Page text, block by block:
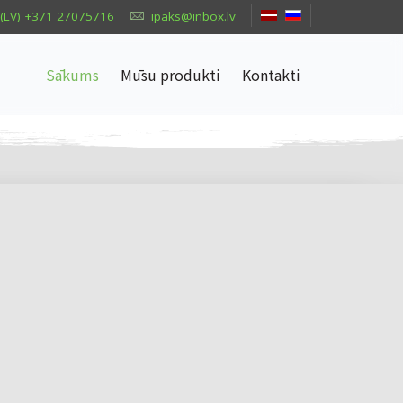
(LV) +371 27075716 ipaks@inbox.lv
Sākums Mūsu produkti Kontakti